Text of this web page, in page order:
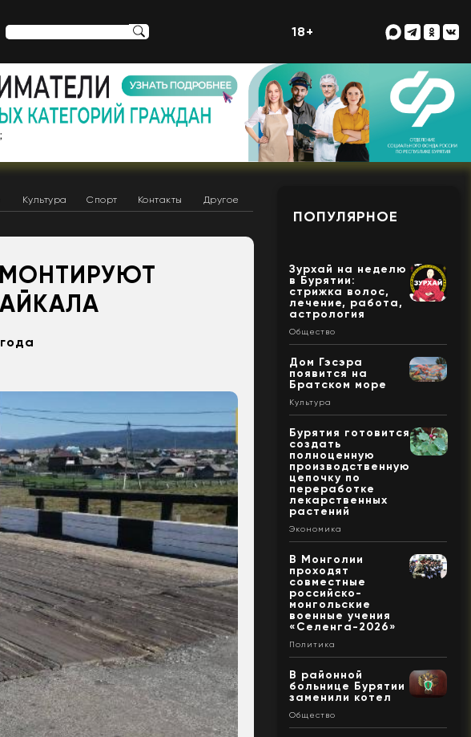
18+
Культура Спорт Контакты Другое
ПОПУЛЯРНОЕ
Зурхай на неделю
в Бурятии:
стрижка волос,
лечение, работа,
астрология
Общество
Дом Гэсэра
появится на
Братском море
Культура
Бурятия готовится
создать
полноценную
производственную
цепочку по
переработке
лекарственных
растений
Экономика
В Монголии
проходят
совместные
российско-
монгольские
военные учения
«Селенга-2026»
Политика
В районной
больнице Бурятии
заменили котел
Общество